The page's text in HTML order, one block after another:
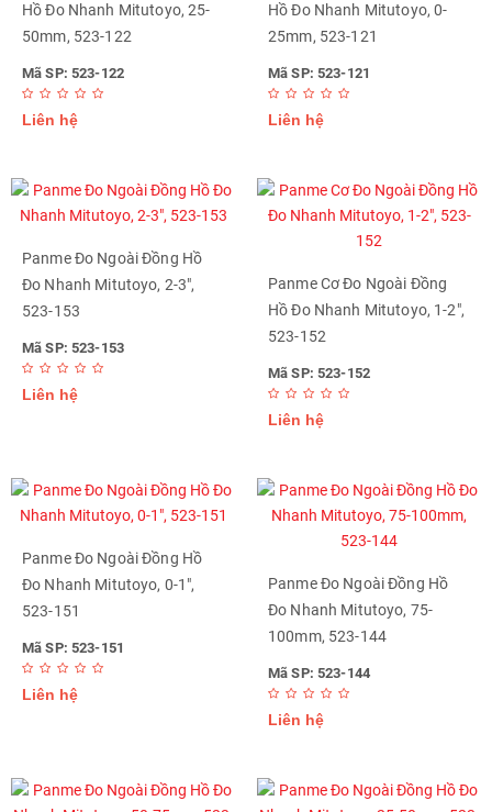
Hồ Đo Nhanh Mitutoyo, 25-
50mm, 523-122
Mã SP: 523-122
Liên hệ
Hồ Đo Nhanh Mitutoyo, 0-
25mm, 523-121
Mã SP: 523-121
Liên hệ
Panme Đo Ngoài Đồng Hồ
Đo Nhanh Mitutoyo, 2-3",
523-153
Mã SP: 523-153
Liên hệ
Panme Cơ Đo Ngoài Đồng
Hồ Đo Nhanh Mitutoyo, 1-2",
523-152
Mã SP: 523-152
Liên hệ
Panme Đo Ngoài Đồng Hồ
Đo Nhanh Mitutoyo, 0-1",
523-151
Mã SP: 523-151
Liên hệ
Panme Đo Ngoài Đồng Hồ
Đo Nhanh Mitutoyo, 75-
100mm, 523-144
Mã SP: 523-144
Liên hệ